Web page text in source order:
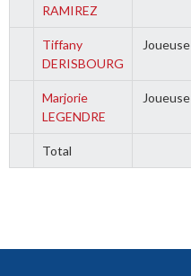
RAMIREZ
Tiffany
DERISBOURG
Joueuse
Marjorie
LEGENDRE
Joueuse
Total